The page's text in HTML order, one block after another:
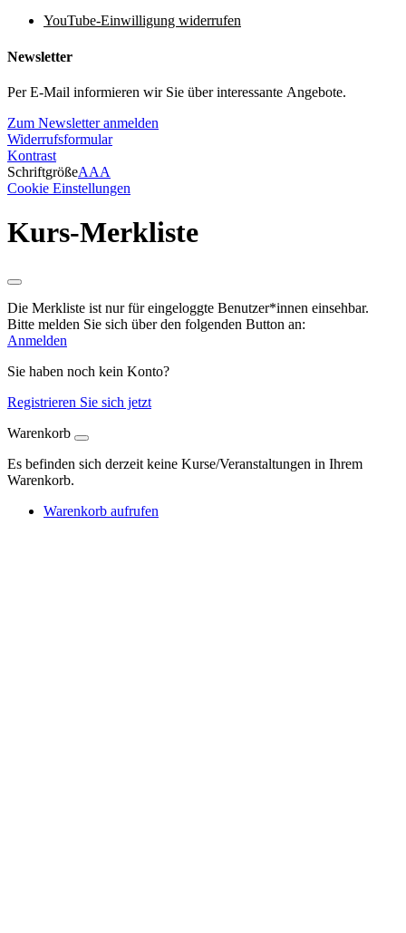
YouTube-Einwilligung widerrufen
Newsletter
Per E-Mail informieren wir Sie über interessante Angebote.
Zum Newsletter anmelden
Widerrufsformular
Kontrast
SchriftgrößeAAA
Cookie Einstellungen
Kurs-Merkliste
Die Merkliste ist nur für eingeloggte Benutzer*innen einsehbar.
Bitte melden Sie sich über den folgenden Button an:
Anmelden
Sie haben noch kein Konto?
Registrieren Sie sich jetzt
Warenkorb
Es befinden sich derzeit keine Kurse/Veranstaltungen in Ihrem
Warenkorb.
Warenkorb aufrufen